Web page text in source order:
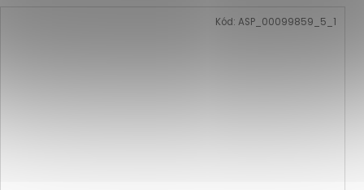
Kód: ASP_00099859_5_1